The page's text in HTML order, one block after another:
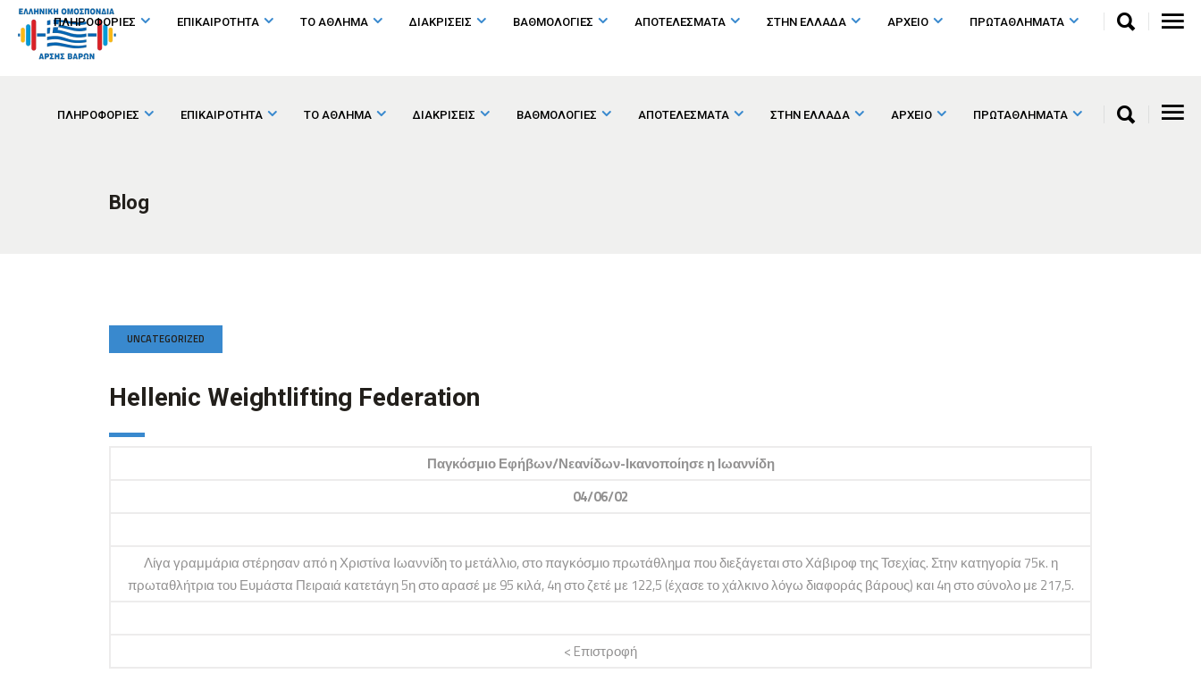
ΠΛΗΡΟΦΟΡΙΕΣ ΕΠΙΚΑΙΡΟΤΗΤΑ ΤΟ ΑΘΛΗΜΑ ΔΙΑΚΡΙΣΕΙΣ ΒΑΘΜΟΛΟΓΙΕΣ ΑΠΟΤΕΛΕΣΜΑΤΑ ΣΤΗΝ ΕΛΛΑΔΑ ΑΡΧΕΙΟ ΠΡΩΤΑΘΛΗΜΑΤΑ
ΠΛΗΡΟΦΟΡΙΕΣ ΕΠΙΚΑΙΡΟΤΗΤΑ ΤΟ ΑΘΛΗΜΑ ΔΙΑΚΡΙΣΕΙΣ ΒΑΘΜΟΛΟΓΙΕΣ ΑΠΟΤΕΛΕΣΜΑΤΑ ΣΤΗΝ ΕΛΛΑΔΑ ΑΡΧΕΙΟ ΠΡΩΤΑΘΛΗΜΑΤΑ
Blog
UNCATEGORIZED
Hellenic Weightlifting Federation
Παγκόσμιο Εφήβων/Νεανίδων-Ικανοποίησε η Ιωαννίδη
04/06/02
Λίγα γραμμάρια στέρησαν από η Χριστίνα Ιωαννίδη το μετάλλιο, στο παγκόσμιο πρωτάθλημα που διεξάγεται στο Χάβιροφ της Τσεχίας. Στην κατηγορία 75κ. η
πρωταθλήτρια του Ευμάστα Πειραιά κατετάγη 5η στο αρασέ με 95 κιλά, 4η στο ζετέ με 122,5 (έχασε το χάλκινο λόγω διαφοράς βάρους) και 4η στο σύνολο με 217,5.
< Eπιστροφή